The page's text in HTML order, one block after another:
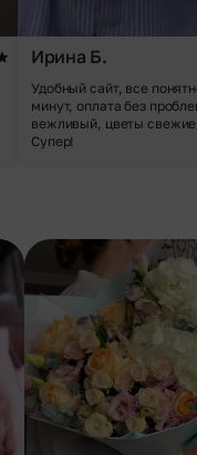
Ирина Б.
Удобный сайт, все
минут, оплата без
вежливый, цветы
Супер!